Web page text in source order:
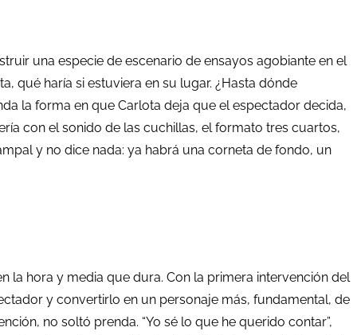
una especie de escenario de ensayos agobiante en el
qué haría si estuviera en su lugar. ¿Hasta dónde
la forma en que Carlota deja que el espectador decida,
con el sonido de las cuchillas, el formato tres cuartos,
y no dice nada: ya habrá una corneta de fondo, un
la hora y media que dura. Con la primera intervención del
y convertirlo en un personaje más, fundamental, de
no soltó prenda. “Yo sé lo que he querido contar”,